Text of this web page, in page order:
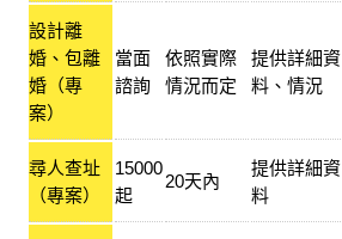
設計離
婚、包離
婚（專
案）
當面
諮詢
依照實際
情況而定
提供詳細資
料、情況
尋人查址
（專案）
15000
起
20天內
提供詳細資
料